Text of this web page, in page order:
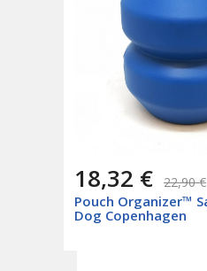
18,32 € 22,90 €
Pouch Organizer™
Dog Copenhagen